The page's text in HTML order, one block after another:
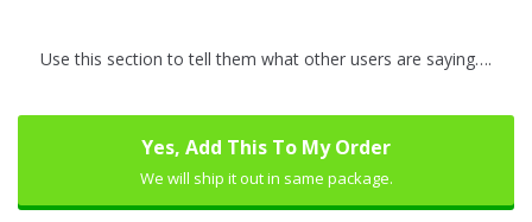
Use this section to tell them what other users are saying….
Yes, Add This To My Order
We will ship it out in same package.